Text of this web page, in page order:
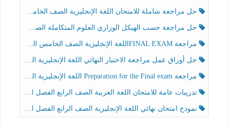
حل مراجعة شاملة للامتحان اللغة الإنجليزية الصف الخامس الفصل الثالث
حل مراجعة حسب الهيكل الوزاري العلوم المتكاملة الصف الخامس عام الفصل الثالث
مراجعة FINAL EXAMاللغة الإنجليزية الصف الخامس الفصل الثالث
حل أوراق عمل مراجعة الاختبار النهائي اللغة الإنجليزية الصف الرابع الفصل الثالث
مراجعة Preparation for the Final exam اللغة الإنجليزية الصف الرابع الفصل الثالث
تدريبات عامة للامتحان اللغة العربية الصف الرابع الفصل الثالث
نموذج امتحان نهائي اللغة الإنجليزية الصف الرابع الفصل الثالث